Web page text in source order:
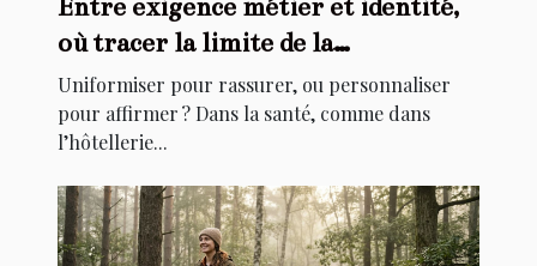
Entre exigence métier et identité,
où tracer la limite de la
personnalisation ?
Uniformiser pour rassurer, ou personnaliser
pour affirmer ? Dans la santé, comme dans
l’hôtellerie...